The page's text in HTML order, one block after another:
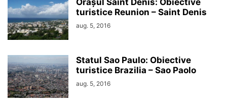
turistice Reunion – Saint Denis
aug. 5, 2016
Statul Sao Paulo: Obiective
turistice Brazilia – Sao Paolo
aug. 5, 2016